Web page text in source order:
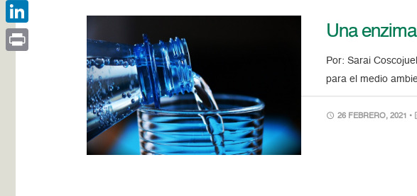
Una
Por: Sarai
para el medio
26 FEBRERO, 2021 •
Facebook
LinkedIn